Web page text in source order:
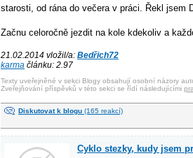
starosti, od rána do večera v práci. Řekl jsem
Začnu celoročně jezdit na kole kdekoliv a
21.02.2014 vložil/a: Bedřich72
karma článku: 2.97
Texty uveřejněné v sekci Blogy obsahují osobní názory
Zveřejňování příspěvků v této sekci se řídí následujícími
Diskutovat k blogu (165 reakcí)
Cyklo stezky, kudy jsem